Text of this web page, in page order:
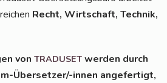
Recht, Wirt­schaft, Tech­nik,
vonTRADUSET wer­den durch
Über­set­zer/-innen ange­fer­tigt,